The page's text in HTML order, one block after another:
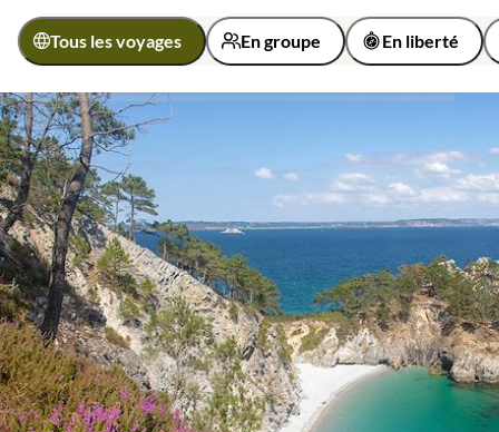
Nos voyages sur les plus belles plages en Bretagne Normandie
Tous les voyages En groupe En liberté
Activité
Randonnée
Budget
De 1 250 à 2 000 $CAD
De 2 000 à 3 000 $CAD